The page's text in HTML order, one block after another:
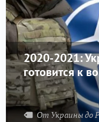
2020-2021:
готовится к
От Украины до